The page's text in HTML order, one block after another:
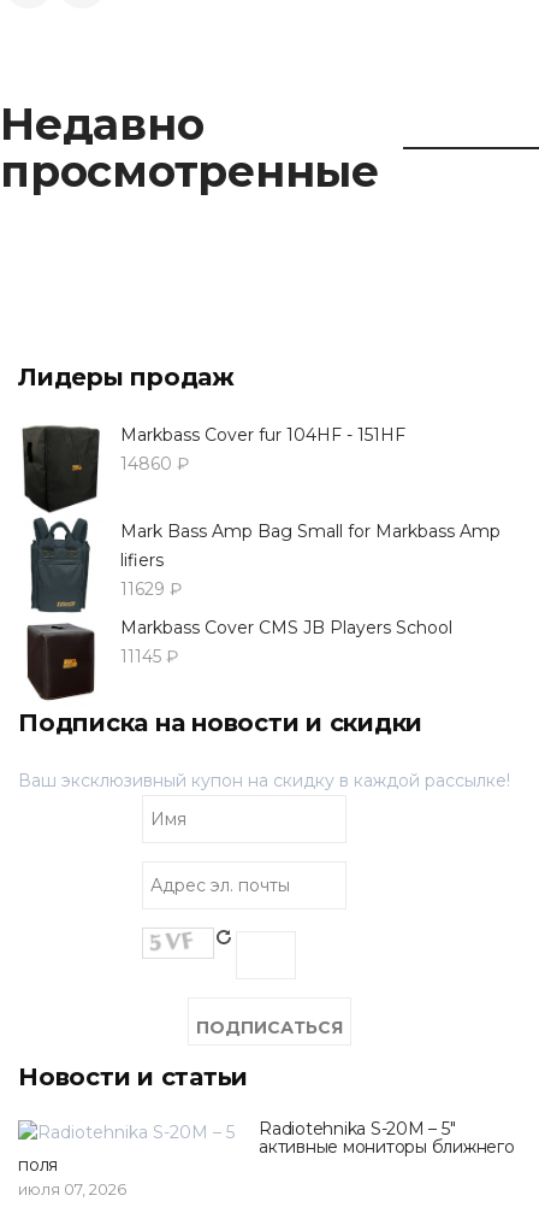
Недавно
просмотренные
Лидеры продаж
Markbass Cover fur 104HF - 151HF
14860 ₽
Mark Bass Amp Bag Small for Markbass Amp
lifiers
11629 ₽
Markbass Cover CMS JB Players School
11145 ₽
Подписка на новости и скидки
Ваш эксклюзивный купон на скидку в каждой рассылке!
Новости и статьи
Radiotehnika S-20M – 5"
активные мониторы ближнего
поля
июля 07, 2026